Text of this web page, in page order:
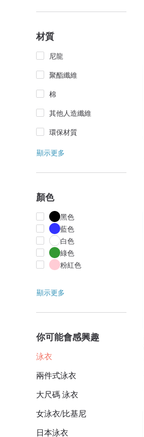
材質
尼龍
聚酯纖維
棉
其他人造纖維
環保材質
顯示更多
顏色
黑色
藍色
白色
綠色
粉紅色
顯示更多
你可能會感興趣
泳衣
兩件式泳衣
大尺碼 泳衣
女泳衣/比基尼
日本泳衣